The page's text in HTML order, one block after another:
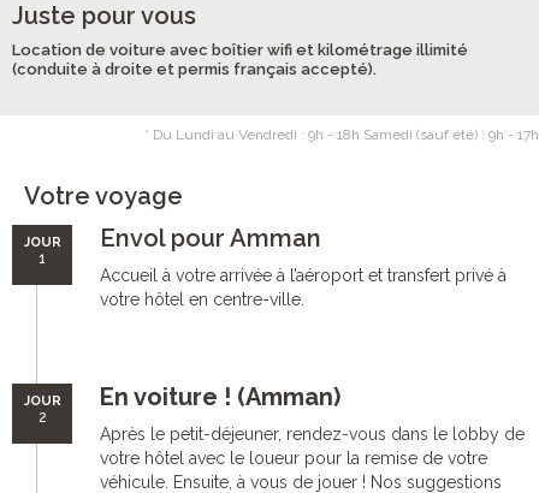
Juste pour vous
Location de voiture avec boîtier wifi et kilométrage illimité
(conduite à droite et permis français accepté).
* Du Lundi au Vendredi : 9h - 18h Samedi (sauf été) : 9h - 17h
Votre voyage
JOUR
1
Envol pour Amman
Accueil à votre arrivée à l’aéroport et transfert privé à
votre hôtel en centre-ville.
JOUR
2
En voiture ! (Amman)
Après le petit-déjeuner, rendez-vous dans le lobby de
votre hôtel avec le loueur pour la remise de votre
véhicule. Ensuite, à vous de jouer ! Nos suggestions